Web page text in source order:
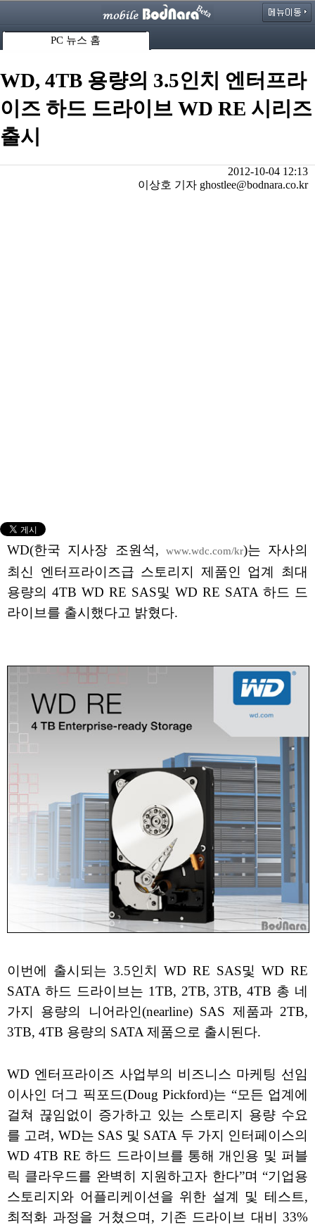
PC 뉴스 홈
WD, 4TB 용량의 3.5인치 엔터프라
이즈 하드 드라이브 WD RE 시리즈
출시
2012-10-04 12:13
이상호 기자 ghostlee@bodnara.co.kr
WD(한국 지사장 조원석, www.wdc.com/kr)는 자사의
최신 엔터프라이즈급 스토리지 제품인 업계 최대
용량의 4TB WD RE SAS및 WD RE SATA 하드 드
라이브를 출시했다고 밝혔다.
이번에 출시되는 3.5인치 WD RE SAS및 WD RE
SATA 하드 드라이브는 1TB, 2TB, 3TB, 4TB 총 네
가지 용량의 니어라인(nearline) SAS 제품과 2TB,
3TB, 4TB 용량의 SATA 제품으로 출시된다.
WD 엔터프라이즈 사업부의 비즈니스 마케팅 선임
이사인 더그 픽포드(Doug Pickford)는 “모든 업계에
걸쳐 끊임없이 증가하고 있는 스토리지 용량 수요
를 고려, WD는 SAS 및 SATA 두 가지 인터페이스의
WD 4TB RE 하드 드라이브를 통해 개인용 및 퍼블
릭 클라우드를 완벽히 지원하고자 한다”며 “기업용
스토리지와 어플리케이션을 위한 설계 및 테스트,
최적화 과정을 거쳤으며, 기존 드라이브 대비 33%